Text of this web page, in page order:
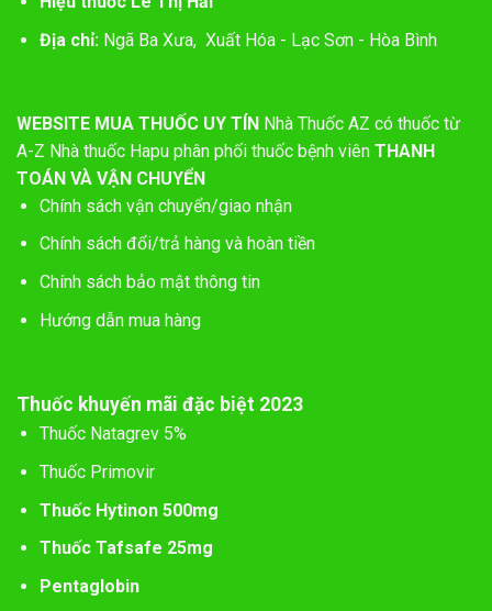
Địa chỉ: Ngã Ba Xưa, Xuất Hóa - Lạc Sơn - Hòa Bình
WEBSITE MUA THUỐC UY TÍN Nhà Thuốc AZ có thuốc từ
A-Z Nhà thuốc Hapu phân phối thuốc bệnh viên THANH
TOÁN VÀ VẬN CHUYỂN
Chính sách vận chuyển/giao nhận
Chính sách đổi/trả hàng và hoàn tiền
Chính sách bảo mật thông tin
Hướng dẫn mua hàng
Thuốc khuyến mãi đặc biệt 2023
Thuốc Natagrev 5%
Thuốc Primovir
Thuốc Hytinon 500mg
Thuốc Tafsafe 25mg
Pentaglobin